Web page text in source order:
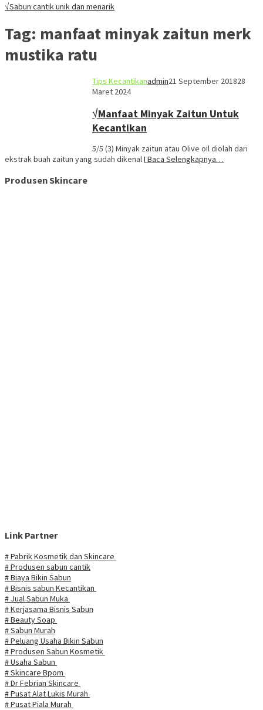
√Sabun cantik unik dan menarik
Tag: manfaat minyak zaitun merk
mustika ratu
Tips Kecantikanadmin21 September 201828
Maret 2024
√Manfaat Minyak Zaitun Untuk
Kecantikan
5/5 (3) Minyak zaitun atau Olive oil diolah dari
ekstrak buah zaitun yang sudah dikenalI Baca Selengkapnya…
Produsen Skincare
Link Partner
# Pabrik Kosmetik dan Skincare
# Produsen sabun cantik
# Biaya Bikin Sabun
# Bisnis sabun Kecantikan
# Jual Sabun Muka
# Kerjasama Bisnis Sabun
# Beauty Soap
# Sabun Murah
# Peluang Usaha Bikin Sabun
# Produsen Sabun Kosmetik
# Usaha Sabun
# Skincare Bpom
# Dr Febrian Skincare
# Pusat Alat Lukis Murah
# Pusat Piala Murah